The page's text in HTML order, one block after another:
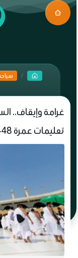
غرامة وإيقاف..
تعليمات عمرة 1448هـ